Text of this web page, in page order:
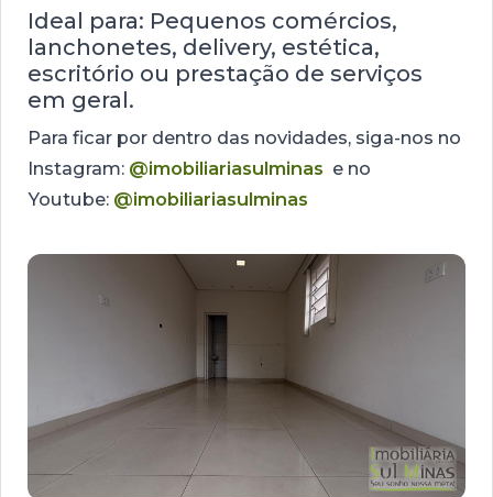
Ideal para: Pequenos comércios,
lanchonetes, delivery, estética,
escritório ou prestação de serviços
em geral.
Para ficar por dentro das novidades, siga-nos no
Instagram: @imobiliariasulminas e no
Youtube: @imobiliariasulminas